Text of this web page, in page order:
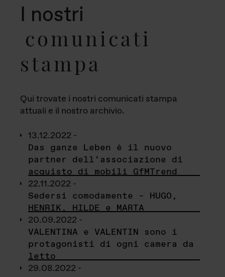
I nostri
comunicati
stampa
Qui trovate i nostri comunicati stampa
attuali e il nostro archivio.
13.12.2022 -
Das ganze Leben è il nuovo
partner dell’associazione di
acquisto di mobili GfMTrend
22.11.2022 -
Sedersi comodamente – HUGO,
HENRIK, HILDE e MARTA
20.09.2022 -
VALENTINA e VALENTIN sono i
protagonisti di ogni camera da
letto
29.08.2022 -